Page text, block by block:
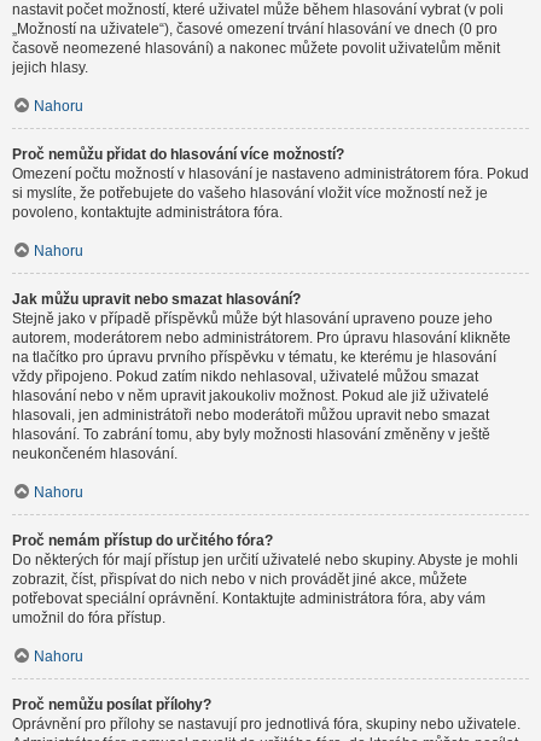
nastavit počet možností, které uživatel může během hlasování vybrat (v poli
„Možností na uživatele“), časové omezení trvání hlasování ve dnech (0 pro
časově neomezené hlasování) a nakonec můžete povolit uživatelům měnit
jejich hlasy.
Nahoru
Proč nemůžu přidat do hlasování více možností?
Omezení počtu možností v hlasování je nastaveno administrátorem fóra. Pokud
si myslíte, že potřebujete do vašeho hlasování vložit více možností než je
povoleno, kontaktujte administrátora fóra.
Nahoru
Jak můžu upravit nebo smazat hlasování?
Stejně jako v případě příspěvků může být hlasování upraveno pouze jeho
autorem, moderátorem nebo administrátorem. Pro úpravu hlasování klikněte
na tlačítko pro úpravu prvního příspěvku v tématu, ke kterému je hlasování
vždy připojeno. Pokud zatím nikdo nehlasoval, uživatelé můžou smazat
hlasování nebo v něm upravit jakoukoliv možnost. Pokud ale již uživatelé
hlasovali, jen administrátoři nebo moderátoři můžou upravit nebo smazat
hlasování. To zabrání tomu, aby byly možnosti hlasování změněny v ještě
neukončeném hlasování.
Nahoru
Proč nemám přístup do určitého fóra?
Do některých fór mají přístup jen určití uživatelé nebo skupiny. Abyste je mohli
zobrazit, číst, přispívat do nich nebo v nich provádět jiné akce, můžete
potřebovat speciální oprávnění. Kontaktujte administrátora fóra, aby vám
umožnil do fóra přístup.
Nahoru
Proč nemůžu posílat přílohy?
Oprávnění pro přílohy se nastavují pro jednotlivá fóra, skupiny nebo uživatele.